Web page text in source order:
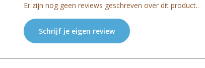
Er zijn nog geen reviews geschreven over dit product..
Schrijf je eigen review